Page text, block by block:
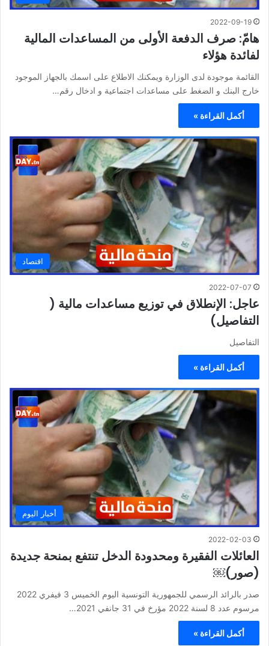
2022-09-19
هامّ: صرف الدفعة الأولى من المساعدات المالية
لفائدة هؤلاء
القائمة موجودة لدى الوزارة ويمكنك الاطلاع على اسمك بالجهاز الموجود
خارج البنك و الضغط على مساعدات اجتماعية و ادخال رقم…
أكمل القراءة »
اقتصاد
2022-07-07
عاجل: الإنطلاق في توزيع مساعدات مالية (
التفاصيل)
التفاصيل
أكمل القراءة »
أخبار اليوم
2022-02-03
العائلات الفقيرة ومحدودة الدخل تنتفع بمنحة جديدة
(صور)￼
صدر بالرائد الرسمي للجمهورية التونسية اليوم الخميس 3 فيفري 2022
مرسوم عدد 8 لسنة 2022 مؤرخ في 31 جانفي 2021…
أكمل القراءة »